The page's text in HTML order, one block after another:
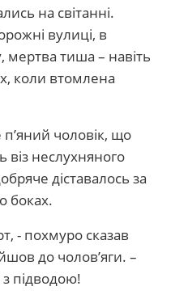
на світанні.
вулиці, в
мертва тиша – навіть
коли втомлена
чоловік, що
віз неслухняного
діставалось за
боках.
- похмуро сказав
до чолов’яги. –
підводою!